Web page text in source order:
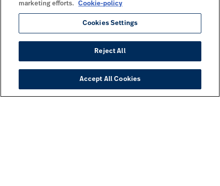
marketing efforts.
Cookie-policy
Cookies Settings
Reject All
Accept All Cookies